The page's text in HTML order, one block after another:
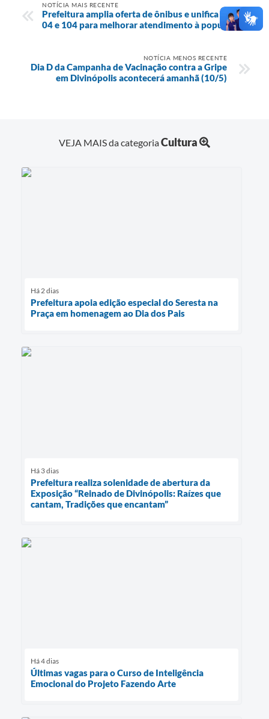
NOTÍCIA MAIS RECENTE
Prefeitura amplia oferta de ônibus e unifica linhas
04 e 104 para melhorar atendimento à população
NOTÍCIA MENOS RECENTE
Dia D da Campanha de Vacinação contra a Gripe
em Divinópolis acontecerá amanhã (10/5)
VEJA MAIS da categoriaCultura
Há 2 dias
Prefeitura apoia edição especial do Seresta na
Praça em homenagem ao Dia dos Pais
Há 3 dias
Prefeitura realiza solenidade de abertura da
Exposição “Reinado de Divinópolis: Raízes que
cantam, Tradições que encantam”
Há 4 dias
Últimas vagas para o Curso de Inteligência
Emocional do Projeto Fazendo Arte